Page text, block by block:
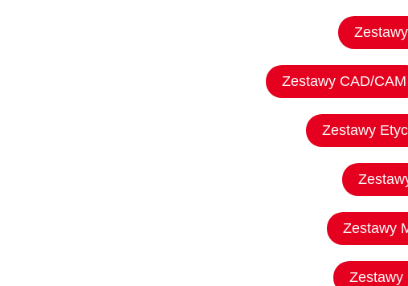
Zestawy CAD/CAM
Zestawy
Zestawy
Zestawy